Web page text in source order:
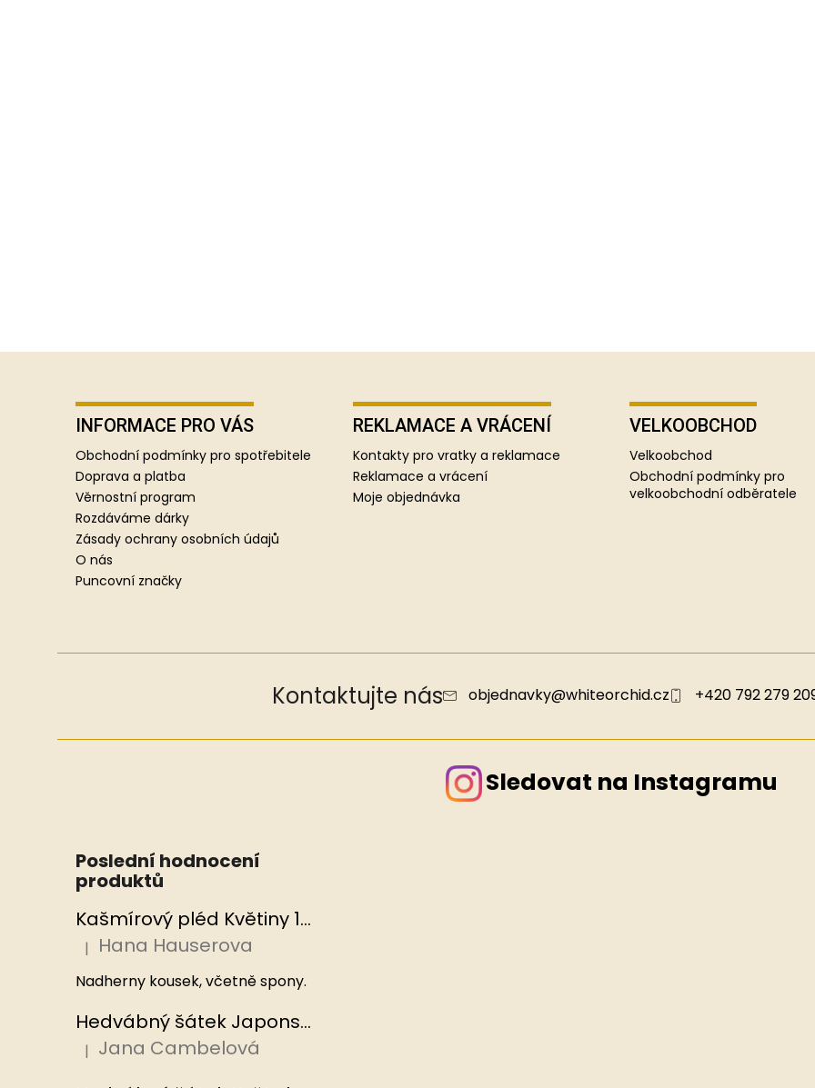
INFORMACE PRO VÁS
Obchodní podmínky pro spotřebitele
Doprava a platba
Věrnostní program
Rozdáváme dárky
Zásady ochrany osobních údajů
O nás
Puncovní značky
REKLAMACE A VRÁCENÍ
Kontakty pro vratky a reklamace
Reklamace a vrácení
Moje objednávka
VELKOOBCHOD
Velkoobchod
Obchodní podmínky pro
velkoobchodní odběratele
Kontaktujte nás objednavky@whiteorchid.cz +420 792 279
Sledovat na Instagramu
Poslední hodnocení
produktů
Kašmírový pléd Květiny 100x200 cm, Hedvábný svět
Hodnocení produktu je 5 z 5 hvězdiček.
| Hana Hauserova
Nadherny kousek, včetně spony.
Hedvábný šátek Japonská zahrada 110x110 cm v dárkovém balení, HEDVÁBNÝ SVĚT
Hodnocení produktu je 5 z 5 hvězdiček.
| Jana Cambelová